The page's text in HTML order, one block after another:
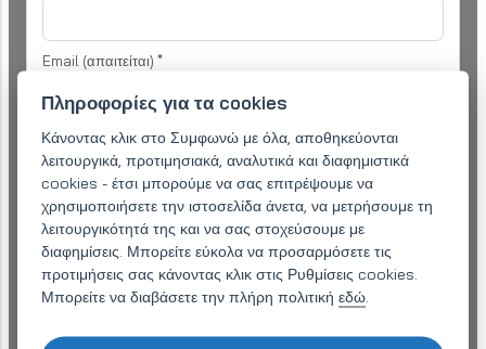
Email (απαιτείται) *
Τηλέφωνο:*
Το ερώτημά σας*
Πληροφορίες για τα cookies
Κάνοντας κλικ στο Συμφωνώ με όλα, αποθηκεύονται
λειτουργικά, προτιμησιακά, αναλυτικά και διαφημιστικά
cookies - έτσι μπορούμε να σας επιτρέψουμε να
χρησιμοποιήσετε την ιστοσελίδα άνετα, να μετρήσουμε τη
λειτουργικότητά της και να σας στοχεύσουμε με
διαφημίσεις. Μπορείτε εύκολα να προσαρμόσετε τις
προτιμήσεις σας κάνοντας κλικ στις Ρυθμίσεις cookies.
Μπορείτε να διαβάσετε την πλήρη πολιτικήεδώ.